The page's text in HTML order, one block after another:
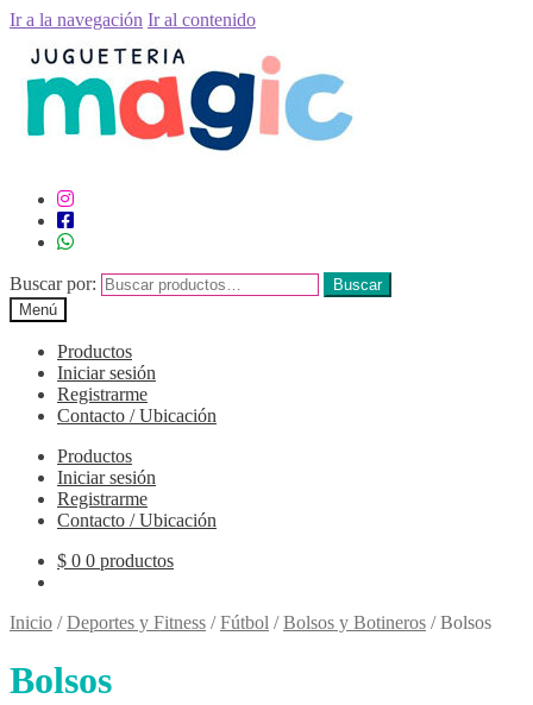
Ir a la navegación Ir al contenido
Buscar por:
Buscar
Menú
Productos
Iniciar sesión
Registrarme
Contacto / Ubicación
Productos
Iniciar sesión
Registrarme
Contacto / Ubicación
$ 0 0 productos
Inicio /Deportes y Fitness /Fútbol /Bolsos y Botineros /Bolsos
Bolsos